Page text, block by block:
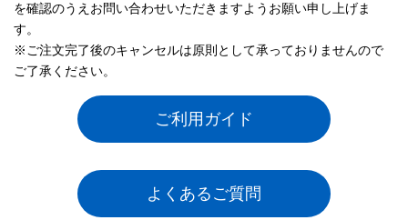
を確認のうえお問い合わせいただきますようお願い申し上げま
す。
※ご注文完了後のキャンセルは原則として承っておりませんので
ご了承ください。
ご利用ガイド
よくあるご質問